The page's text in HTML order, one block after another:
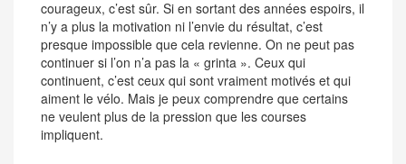
courageux, c’est sûr. Si en sortant des années espoirs, il
n’y a plus la motivation ni l’envie du résultat, c’est
presque impossible que cela revienne. On ne peut pas
continuer si l’on n’a pas la « grinta ». Ceux qui
continuent, c’est ceux qui sont vraiment motivés et qui
aiment le vélo. Mais je peux comprendre que certains
ne veulent plus de la pression que les courses
impliquent.